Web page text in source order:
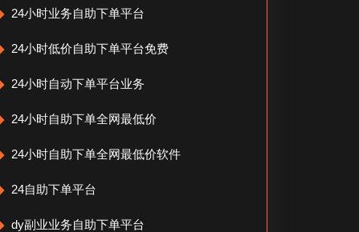
24小时业务自助下单平台
24小时低价自助下单平台免费
24小时自动下单平台业务
24小时自助下单全网最低价
24小时自助下单全网最低价软件
24自助下单平台
dy副业业务自助下单平台